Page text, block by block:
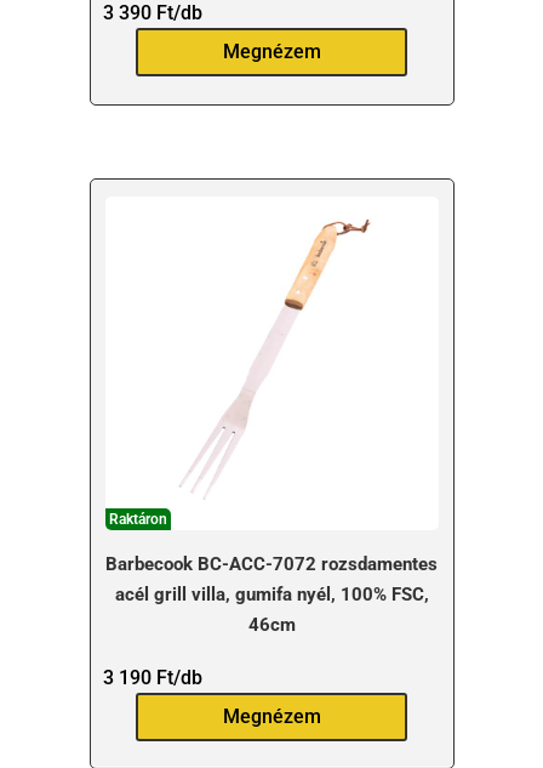
3 390 Ft/db
Megnézem
Raktáron
Barbecook BC-ACC-7072 rozsdamentes
acél grill villa, gumifa nyél, 100% FSC,
46cm
3 190 Ft/db
Megnézem